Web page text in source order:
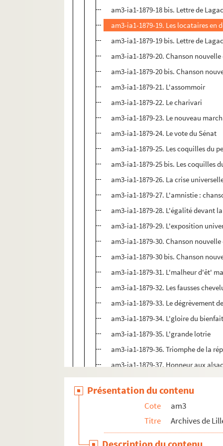
am3-ia1-1879-18 bis. Lettre de
am3-ia1-1879-19. Les locataires en
am3-ia1-1879-19 bis. Lettre de
am3-ia1-1879-20. Chanson
am3-ia1-1879-20 bis. Chanson
am3-ia1-1879-21. L'assommoir
am3-ia1-1879-22. Le charivari
am3-ia1-1879-23. Le nouveau
am3-ia1-1879-24. Le vote du Sénat
am3-ia1-1879-25. Les coquilles du
am3-ia1-1879-25 bis. Les coquilles
am3-ia1-1879-26. La crise
am3-ia1-1879-27. L'amnistie :
am3-ia1-1879-28. L'égalité devant
am3-ia1-1879-29. L'exposition
am3-ia1-1879-30. Chanson
am3-ia1-1879-30 bis. Chanson
am3-ia1-1879-31. L'malheur d'êt'
am3-ia1-1879-32. Les fausses
am3-ia1-1879-33. Le dégrèvement
am3-ia1-1879-34. L'gloire du
am3-ia1-1879-35. L'grande lotrie
am3-ia1-1879-36. Triomphe de la
am3-ia1-1879-37. Honneur aux
Présentation du contenu
Cote
am3
Titre
Archives de